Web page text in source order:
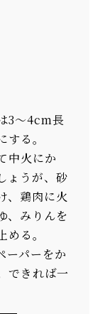
3～4cm長
る。
中火にか
ょうが、砂
、鶏肉に火
、みりんを
る。
ーパーをか
できれば一